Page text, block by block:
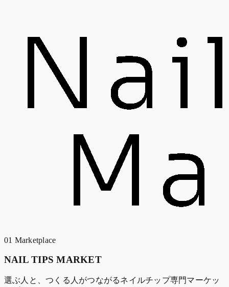
01 Marketplace
NAIL TIPS MARKET
選ぶ人と、つくる人がつながるネイルチップ専門マーケッ